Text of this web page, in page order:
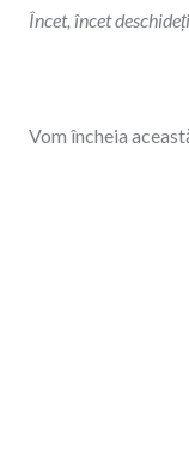
Încet, încet
Vom încheia